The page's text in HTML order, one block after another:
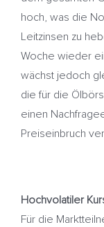
hoch, was die
Leitzinsen zu
Woche wieder
wächst jedoch
die für die
einen
Preiseinbruch
Hochvolatiler
Für die